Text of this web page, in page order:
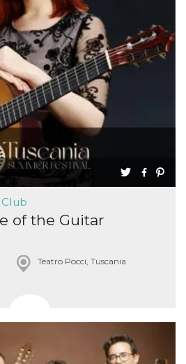
Club
of the Guitar
Teatro Pocci, Tuscania